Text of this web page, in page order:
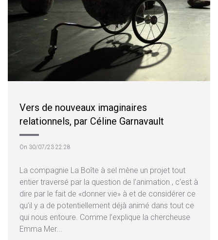
Vers de nouveaux imaginaires
relationnels, par Céline Garnavault
On 30/07/23 22:28
La compagnie La Boîte à sel mène un projet tout
entier traversé par la question de l’animation , c’est à
dire par le fait de «donner vie» à et de considérer ce
qu’il y a de potentiellement déjà animé dans tout ce
qui nous entoure. Comme l’explique la chercheuse
Emma Mer...